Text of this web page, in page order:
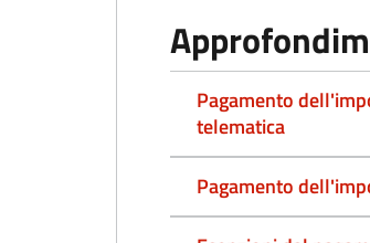
Pagamento
telematica
Pagamento